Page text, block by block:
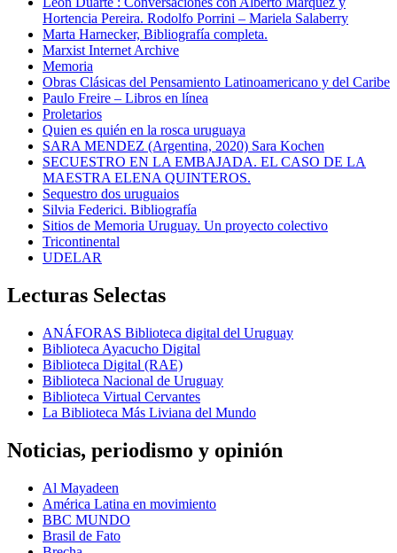
Hortencia Pereira. Rodolfo Porrini – Mariela Salaberry
Marta Harnecker, Bibliografía completa.
Marxist Internet Archive
Memoria
Obras Clásicas del Pensamiento Latinoamericano y del Caribe
Paulo Freire – Libros en línea
Proletarios
Quien es quién en la rosca uruguaya
SARA MENDEZ (Argentina, 2020) Sara Kochen
SECUESTRO EN LA EMBAJADA. EL CASO DE LA
MAESTRA ELENA QUINTEROS.
Sequestro dos uruguaios
Silvia Federici. Bibliografía
Sitios de Memoria Uruguay. Un proyecto colectivo
Tricontinental
UDELAR
Lecturas Selectas
ANÁFORAS Biblioteca digital del Uruguay
Biblioteca Ayacucho Digital
Biblioteca Digital (RAE)
Biblioteca Nacional de Uruguay
Biblioteca Virtual Cervantes
La Biblioteca Más Liviana del Mundo
Noticias, periodismo y opinión
Al Mayadeen
América Latina en movimiento
BBC MUNDO
Brasil de Fato